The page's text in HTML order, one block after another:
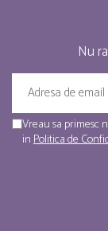
Nu
Vreau sa primesc
inPolitica de